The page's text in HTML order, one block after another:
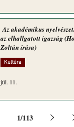
Az akadémikus
az elhallgatott igazság
Zoltán írása)
Kultúra
júl. 11.
1/113